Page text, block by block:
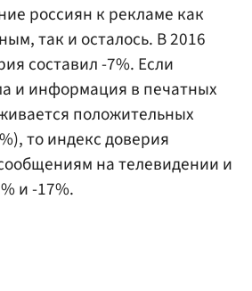
россиян к рекламе как
так и осталось. В 2016
составил -7%. Если
и информация в печатных
положительных
то индекс доверия
на телевидении и
и -17%.